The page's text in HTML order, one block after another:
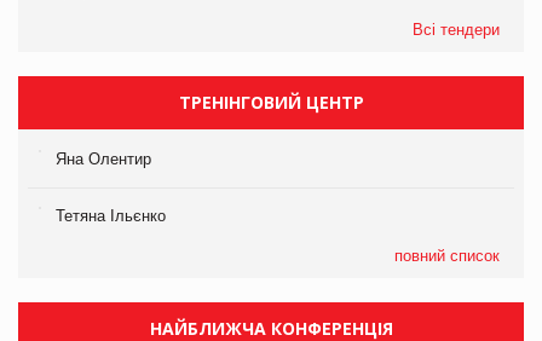
Всі тендери
ТРЕНІНГОВИЙ ЦЕНТР
Яна Олентир
Тетяна Ільєнко
повний список
НАЙБЛИЖЧА КОНФЕРЕНЦІЯ